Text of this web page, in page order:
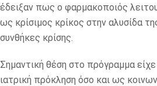
έδειξαν πως ο φαρμακοποιός
ως κρίσιμος κρίκος στην αλυσίδα
συνθήκες κρίσης.
Σημαντική θέση στο πρόγραμμα είχε
ιατρική πρόκληση όσο και ως